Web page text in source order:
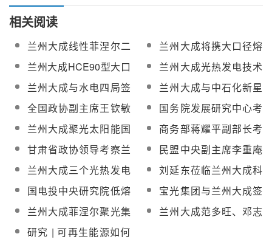
相关阅读
兰州大成线性菲涅尔二
次双抛物面反射镜产品
出口海外
兰州大成将携大口径熔
盐集热管及电站整体方
案亮相CPC2017
兰州大成HCE90型大口
径真空集热管出口美国
兰州大成光热发电技术
受关注 菲涅尔示范项目
效果良好
兰州大成与水电四局签
署光热发电战略合作协
议
兰州大成与中石化新星
公司签订光热发电战略
合作协议
全国政协副主席王钦敏
调研兰州大成
国务院发展研究中心考
察兰州大成
兰州大成聚光太阳能国
家地方联合工程研究中
心获授牌
商务部蒋耀平副部长考
察兰州大成光热发电项
目
甘肃省政协领导考察兰
州大成光热发电基地
民盟中央副主席李重庵
视察兰州大成创新基地
兰州大成三个光热发电
项目顺利通过验收
刘延东莅临兰州大成科
技股份有限公司考察
国电投中央研究院低熔
点熔盐储供热关键技术
试验圆满完成
宝光集团与兰州大成签
订战略合作协议
兰州大成菲涅尔聚光集
热技术荣获甘肃省科技
进步二等奖
兰州大成范多旺、邓志
研究 | 可再生能源如何